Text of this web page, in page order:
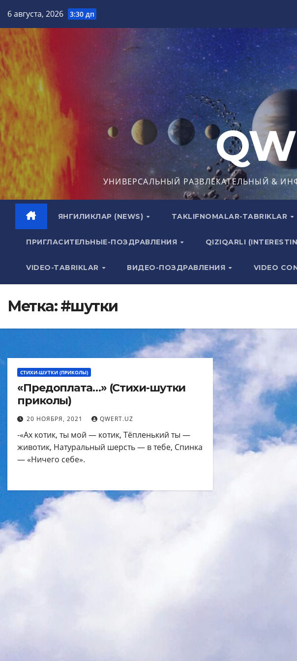
содержимому
6 августа, 2026 3:30 дп
УНИВЕРСАЛЬНЫЙ РАЗВЛЕКАТЕЛЬНЫЙ &
ЯНГИЛИКЛАР (NEWS) TAKLIFNOMALAR-TABRIKLAR
ПРИГЛАСИТЕЛЬНЫЕ-ПОЗДРАВЛЕНИЯ QIZIQARLI
VIDEO-TABRIKLAR ВИДЕО-ПОЗДРАВЛЕНИЯ VIDEO
Метка:#шутки
СТИХИ-ШУТКИ (ПРИКОЛЫ)
«Предоплата…» (Стихи-шутки
приколы)
20 НОЯБРЯ, 2021 QWERT.UZ
-«Ах котик, ты мой — котик, Тёпленький ты —
животик, Натуральный шерсть — в тебе, Спинка
— «Ничего себе».